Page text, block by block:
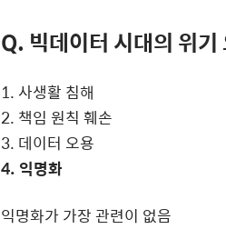
Q. 빅데이터 시대의 위
1. 사생활 침해
2. 책임 원칙 훼손
3. 데이터 오용
4. 익명화
익명화가 가장 관련이 없음